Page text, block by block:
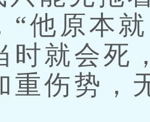
“他原本
时就会死
重伤势